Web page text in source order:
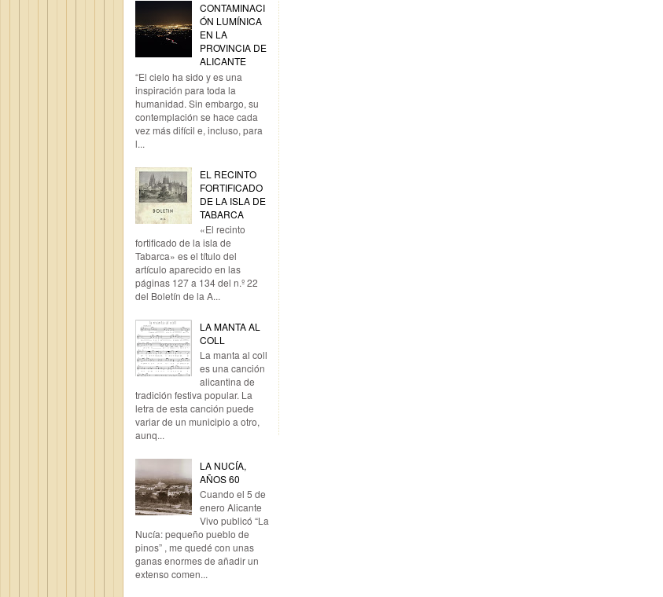
CONTAMINACI
ÓN LUMÍNICA
EN LA
PROVINCIA DE
ALICANTE
“El cielo ha sido y es una
inspiración para toda la
humanidad. Sin embargo, su
contemplación se hace cada
vez más difícil e, incluso, para
l...
EL RECINTO
FORTIFICADO
DE LA ISLA DE
TABARCA
«El recinto
fortificado de la isla de
Tabarca» es el título del
artículo aparecido en las
páginas 127 a 134 del n.º 22
del Boletín de la A...
LA MANTA AL
COLL
La manta al coll
es una canción
alicantina de
tradición festiva popular. La
letra de esta canción puede
variar de un municipio a otro,
aunq...
LA NUCÍA,
AÑOS 60
Cuando el 5 de
enero Alicante
Vivo publicó “La
Nucía: pequeño pueblo de
pinos” , me quedé con unas
ganas enormes de añadir un
extenso comen...